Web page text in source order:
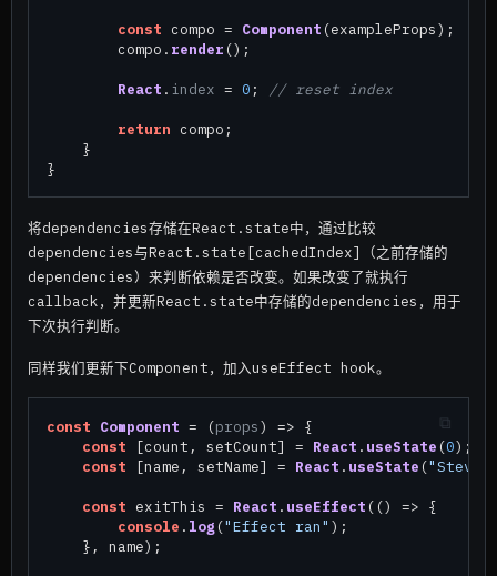
const compo = Component (exampleProps);
        compo.
render ();
React . index = 0 ; // reset index
return compo;
    }
将dependencies存储在React.state中，通过比较
dependencies与React.state[cachedIndex]（之前存储的
dependencies）来判断依赖是否改变。如果改变了就执行
callback，并更新React.state中存储的dependencies，用于
下次执行判断。
同样我们更新下Component，加入useEffect hook。
const Component = (props) => {
const [count, setCount] = React . useState (0);
const [name, setName] = React . useState ("Steve"
const exitThis = React . useEffect ( () => {
console . log("Effect ran" );
    }, name);